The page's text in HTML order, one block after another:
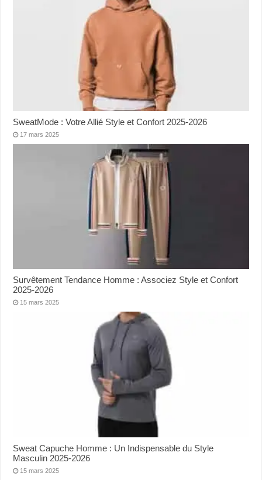
SweatMode : Votre Allié Style et Confort 2025-2026
17 mars 2025
Survêtement Tendance Homme : Associez Style et Confort
2025-2026
15 mars 2025
Sweat Capuche Homme : Un Indispensable du Style
Masculin 2025-2026
15 mars 2025